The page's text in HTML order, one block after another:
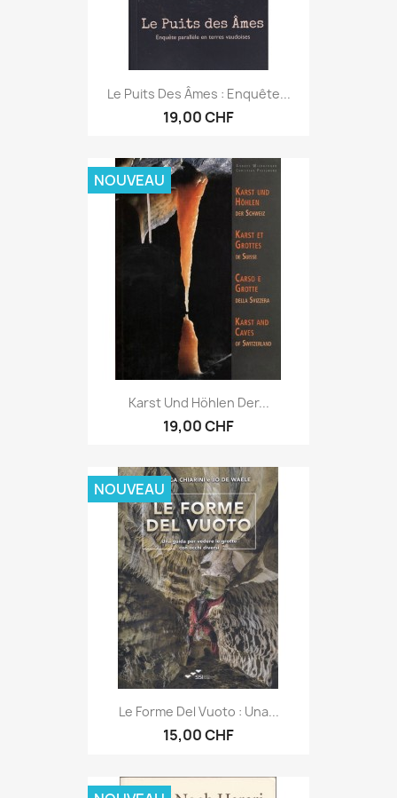
Le Puits Des Âmes : Enquête...
19,00 CHF
Karst Und Höhlen Der...
19,00 CHF
NOUVEAU
Le Forme Del Vuoto : Una...
15,00 CHF
NOUVEAU